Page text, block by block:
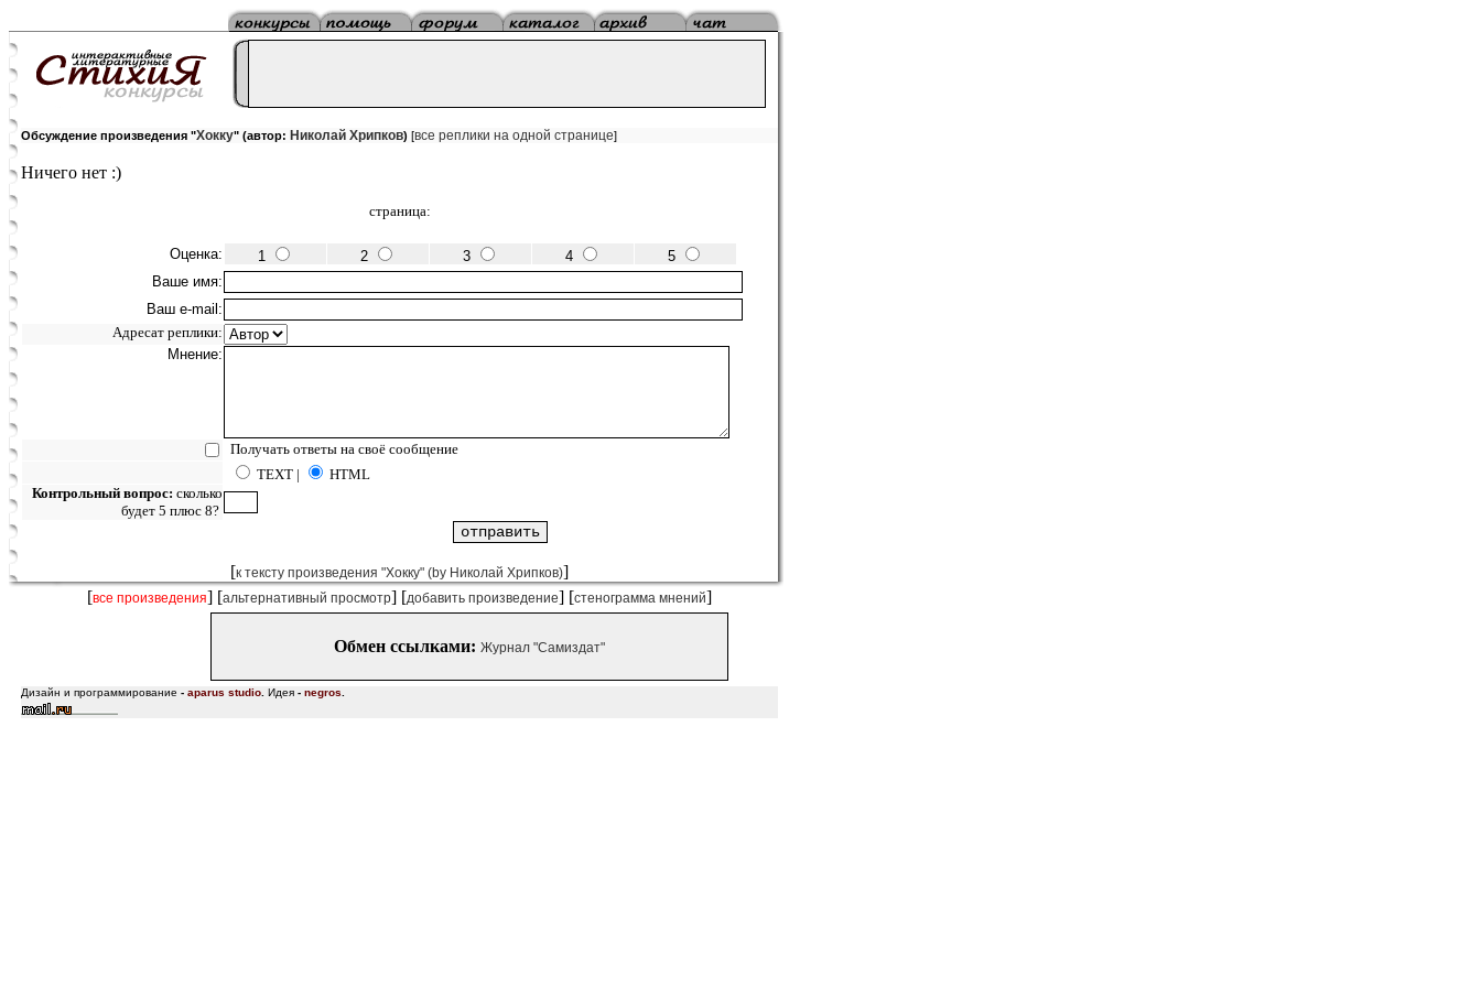
Обсуждение произведения "Хокку" (автор: Николай Хрипков) [все реплики на одной странице]
Ничего нет :)
страница:
Оценка: 1 2 3 4
5
Ваше имя:
Ваш e-mail:
Адресат реплики:
Мнение:
Получать ответы на своё сообщение
TEXT |
HTML
Контрольный вопрос: сколько
будет 5 плюс 8?
[к тексту произведения "Хокку" (by Николай Хрипков)]
[все произведения] [альтернативный просмотр] [добавить произведение] [стенограмма мнений]
Обмен ссылками: Журнал "Самиздат"
Дизайн и программирование - aparus studio Идея - negros